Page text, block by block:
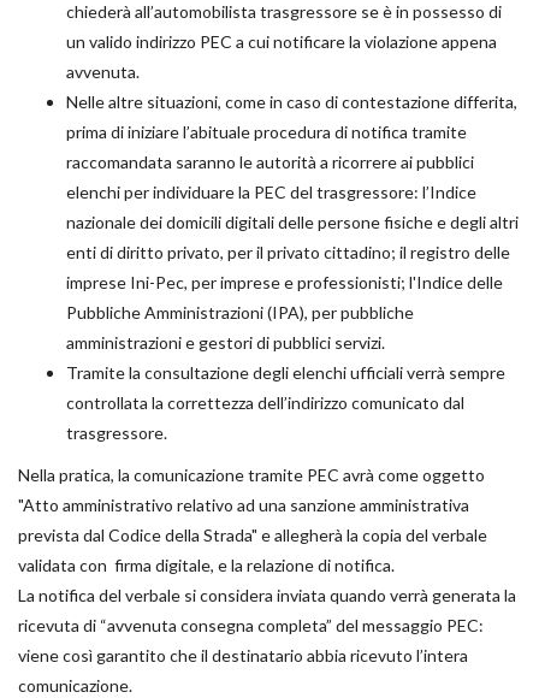
chiederà all’automobilista trasgressore se è in possesso di
un valido indirizzo PEC a cui notificare la violazione appena
avvenuta.
Nelle altre situazioni, come in caso di contestazione differita,
prima di iniziare l’abituale procedura di notifica tramite
raccomandata saranno le autorità a ricorrere ai pubblici
elenchi per individuare la PEC del trasgressore: l’Indice
nazionale dei domicili digitali delle persone fisiche e degli altri
enti di diritto privato, per il privato cittadino; il registro delle
imprese Ini-Pec, per imprese e professionisti; l'Indice delle
Pubbliche Amministrazioni (IPA), per pubbliche
amministrazioni e gestori di pubblici servizi.
Tramite la consultazione degli elenchi ufficiali verrà sempre
controllata la correttezza dell’indirizzo comunicato dal
trasgressore.
Nella pratica, la comunicazione tramite PEC avrà come oggetto
"Atto amministrativo relativo ad una sanzione amministrativa
prevista dal Codice della Strada" e allegherà la copia del verbale
validata con firma digitale, e la relazione di notifica.
La notifica del verbale si considera inviata quando verrà generata la
ricevuta di “avvenuta consegna completa” del messaggio PEC:
viene così garantito che il destinatario abbia ricevuto l’intera
comunicazione.